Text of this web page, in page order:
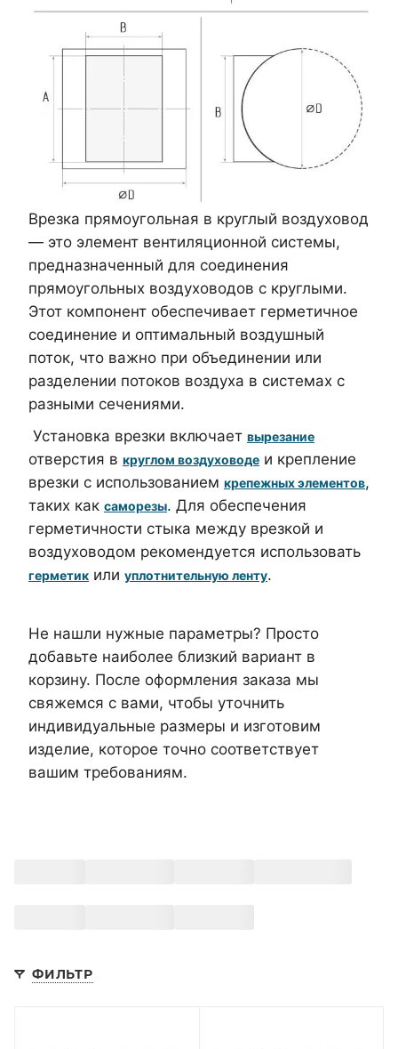
Врезка прямоугольная в круглый воздуховод
— это элемент вентиляционной системы,
предназначенный для соединения
прямоугольных воздуховодов с круглыми.
Этот компонент обеспечивает герметичное
соединение и оптимальный воздушный
поток, что важно при объединении или
разделении потоков воздуха в системах с
разными сечениями.
Установка врезки включает вырезание
отверстия в круглом воздуховоде и крепление
врезки с использованием крепежных элементов,
таких как саморезы. Для обеспечения
герметичности стыка между врезкой и
воздуховодом рекомендуется использовать
герметик или уплотнительную ленту.
Не нашли нужные параметры? Просто
добавьте наиболее близкий вариант в
корзину. После оформления заказа мы
свяжемся с вами, чтобы уточнить
индивидуальные размеры и изготовим
изделие, которое точно соответствует
вашим требованиям.
ФИЛЬТР